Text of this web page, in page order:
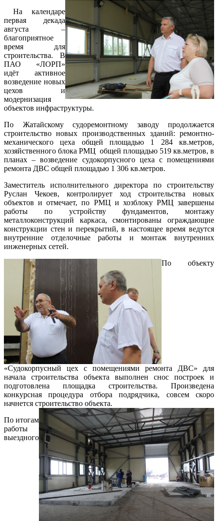
На календаре
первая декада
августа –
благоприятное
время для
строительства. В
ПАО «ЛОРП»
идёт активное
возведение новых
цехов и
модернизация
объектов инфраструктуры.
По Жатайскому судоремонтному заводу продолжается
строительство новых производственных зданий: ремонтно-
механического цеха общей площадью 1 284 кв.метров,
хозяйственного блока РМЦ общей площадью 519 кв.метров, в
планах – возведение судокорпусного цеха с помещениями
ремонта ДВС общей площадью 1 306 кв.метров.
Заместитель исполнительного директора по строительству
Руслан Чекоев, контролирует ход строительства новых
объектов и отмечает, по РМЦ и хозблоку РМЦ завершены
работы по устройству фундаментов, монтажу
металлоконструкций каркаса, смонтированы ограждающие
конструкции стен и перекрытий, в настоящее время ведутся
внутренние отделочные работы и монтаж внутренних
инженерных сетей.
По объекту
«Судокорпусный цех с помещениями ремонта ДВС» для
начала строительства объекта выполнен снос построек и
подготовлена площадка строительства. Произведена
конкурсная процедура отбора подрядчика, совсем скоро
начнется строительство объекта.
По итогам
работы
выездного